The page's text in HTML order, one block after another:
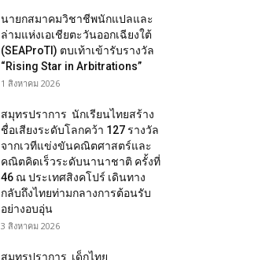
นายกสมาคมวิชาชีพนักแปลและ
ล่ามแห่งเอเชียตะวันออกเฉียงใต้
(SEAProTI) ตบเท้าเข้ารับรางวัล
“Rising Star in Arbitrations”
1 สิงหาคม 2026
สมุทรปราการ นักเรียนไทยสร้าง
ชื่อเสียงระดับโลกคว้า 127 รางวัล
จากเวทีแข่งขันคณิตศาสตร์และ
คณิตคิดเร็วระดับนานาชาติ ครั้งที่
46 ณ ประเทศสิงคโปร์ เดินทาง
กลับถึงไทยท่ามกลางการต้อนรับ
อย่างอบอุ่น
3 สิงหาคม 2026
สมุทรปราการ เด็กไทย